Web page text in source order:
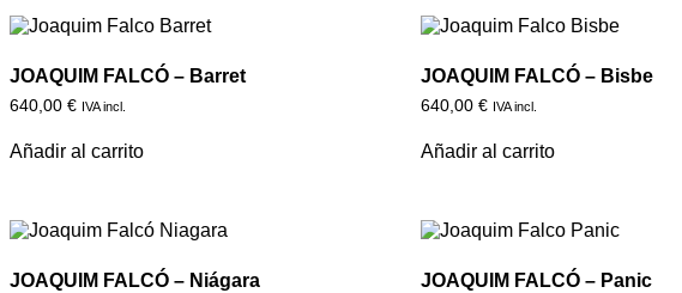
JOAQUIM FALCÓ – Barret
640,00 € IVA incl.
Añadir al carrito
JOAQUIM FALCÓ – Bisbe
640,00€ IVA incl.
Añadir al carrito
JOAQUIM FALCÓ – Niágara JOAQUIM FALCÓ – Panic